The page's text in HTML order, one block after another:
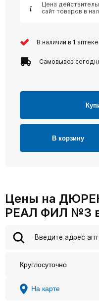
Цена
сайт товаров в
В наличии в 1 аптеке
Самовывоз
В корзину
Цены на
РЕАЛ ФИЛ №3
Круглосуточно
На карте